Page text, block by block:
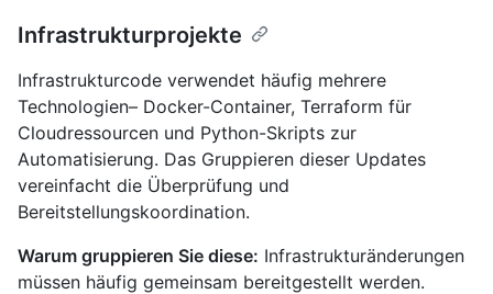
Infrastrukturprojekte
Infrastrukturcode verwendet häufig mehrere
Technologien– Docker-Container, Terraform für
Cloudressourcen und Python-Skripts zur
Automatisierung. Das Gruppieren dieser Updates
vereinfacht die Überprüfung und
Bereitstellungskoordination.
Warum gruppieren Sie diese: Infrastrukturänderungen
müssen häufig gemeinsam bereitgestellt werden.